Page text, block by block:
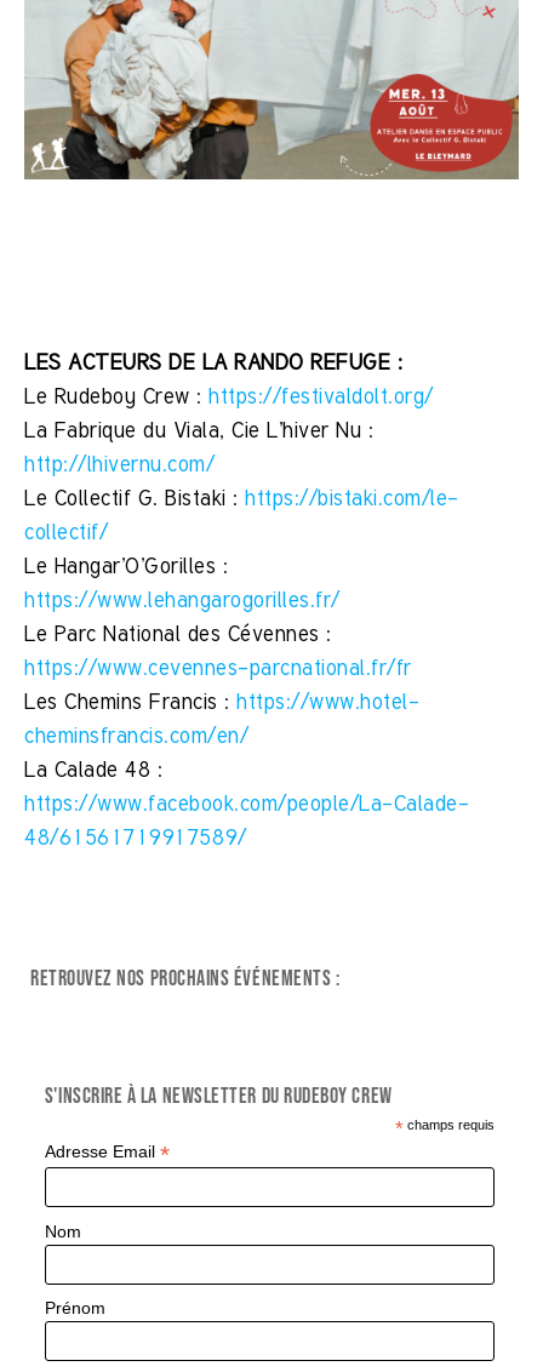
LES ACTEURS DE LA RANDO REFUGE :
Le Rudeboy Crew : https://festivaldolt.org/
La Fabrique du Viala, Cie L’hiver Nu :
http://lhivernu.com/
Le Collectif G. Bistaki : https://bistaki.com/le-
collectif/
Le Hangar’O’Gorilles :
https://www.lehangarogorilles.fr/
Le Parc National des Cévennes :
https://www.cevennes-parcnational.fr/fr
Les Chemins Francis : https://www.hotel-
cheminsfrancis.com/en/
La Calade 48 :
https://www.facebook.com/people/La-Calade-
48/61561719917589/
Retrouvez nos prochains événements :
S'inscrire à la Newsletter du Rudeboy Crew
*champs requis
Adresse Email *
Nom
Prénom